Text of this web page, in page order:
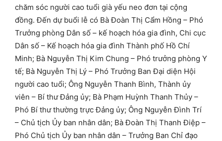
chăm sóc người cao tuổi già yếu neo đơn tại cộng
đồng. Đến dự buổi lễ có Bà Đoàn Thị Cẩm Hồng – Phó
Trưởng phòng Dân số – kế hoạch hóa gia đình, Chi cục
Dân số – Kế hoạch hóa gia đình Thành phố Hồ Chí
Minh; Bà Nguyễn Thị Kim Chung – Phó trưởng phòng Y
tế; Bà Nguyễn Thị Lý – Phó Trưởng Ban Đại diện Hội
người cao tuổi; Ông Nguyễn Thanh Bình, Thành ủy
viên – Bí thư Đảng ủy; Bà Phạm Huỳnh Thanh Thủy –
Phó Bí thư thường trực Đảng ủy; Ông Nguyễn Đình Trí
– Chủ tịch Ủy ban nhân dân; Bà Đoàn Thị Thanh Điệp –
Phó Chủ tịch Ủy ban nhân dân – Trưởng Ban Chỉ đạo